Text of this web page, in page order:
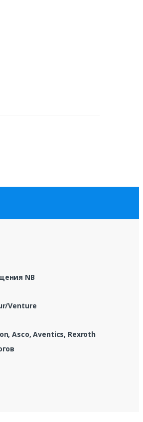
NB
Venture
Asco, Aventics, Rexroth